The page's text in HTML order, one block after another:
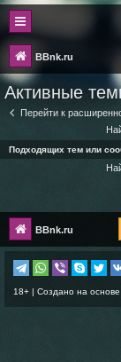
BBnk.ru
Активные
Перейти к
Подходящих тем или
BBnk.ru
18+ | Создано на основе